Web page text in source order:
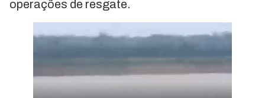
operações de resgate.